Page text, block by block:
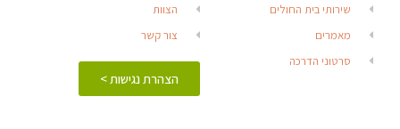
שירותי בית החולים
מאמרים
סרטוני הדרכה
הצוות
צור קשר
הצהרת נגישות >